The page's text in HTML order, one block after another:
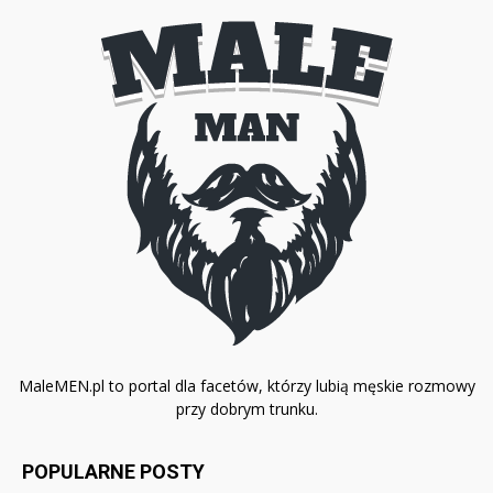
MaleMEN.pl to portal dla facetów, którzy lubią męskie rozmowy
przy dobrym trunku.
POPULARNE POSTY